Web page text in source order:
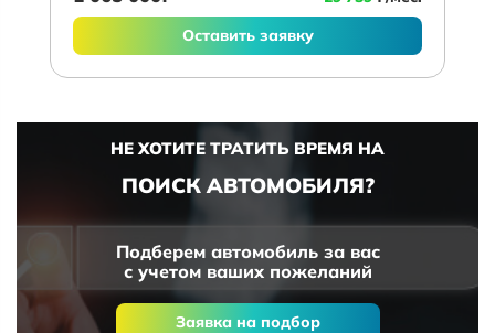
Оставить заявку
НЕ ХОТИТЕ ТРАТИТЬ ВРЕМЯ НА
ПОИСК АВТОМОБИЛЯ?
Подберем автомобиль за вас
с учетом ваших пожеланий
Заявка на подбор